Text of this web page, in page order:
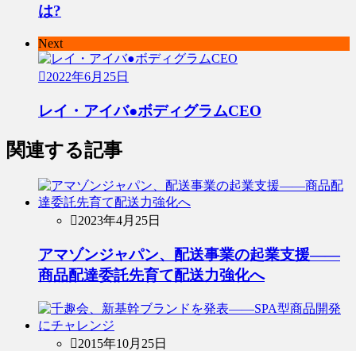
は?
Next
2022年6月25日
レイ・アイバ●ボディグラムCEO
関連する記事
2023年4月25日
アマゾンジャパン、配送事業の起業支援――
商品配達委託先育て配送力強化へ
2015年10月25日